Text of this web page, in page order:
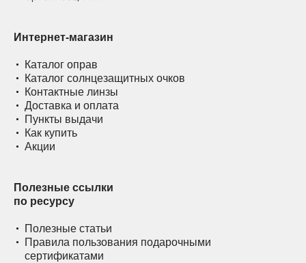
Интернет-магазин
Каталог оправ
Каталог солнцезащитных очков
Контактные линзы
Доставка и оплата
Пункты выдачи
Как купить
Акции
Полезные ссылки
по ресурсу
Полезные статьи
Правила пользования подарочными
сертификатами